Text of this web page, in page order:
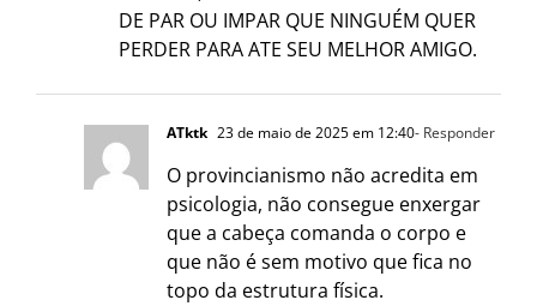
DE PAR OU IMPAR QUE NINGUÉM QUER
PERDER PARA ATE SEU MELHOR AMIGO.
ATktk 23 de maio de 2025 em 12:40- Responder
O provincianismo não acredita em
psicologia, não consegue enxergar
que a cabeça comanda o corpo e
que não é sem motivo que fica no
topo da estrutura física.